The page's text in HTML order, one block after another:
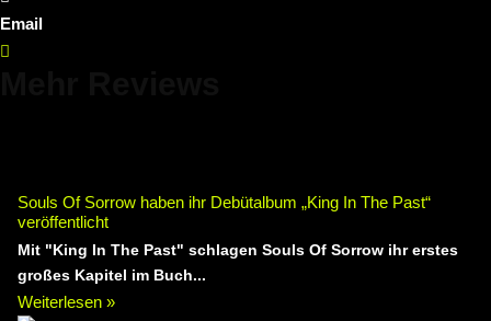
Email
Souls Of Sorrow haben ihr Debütalbum „King In The Past“
veröffentlicht
Mit "King In The Past" schlagen Souls Of Sorrow ihr erstes
großes Kapitel im Buch...
Weiterlesen »